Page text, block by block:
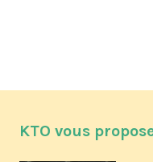
KTO vous